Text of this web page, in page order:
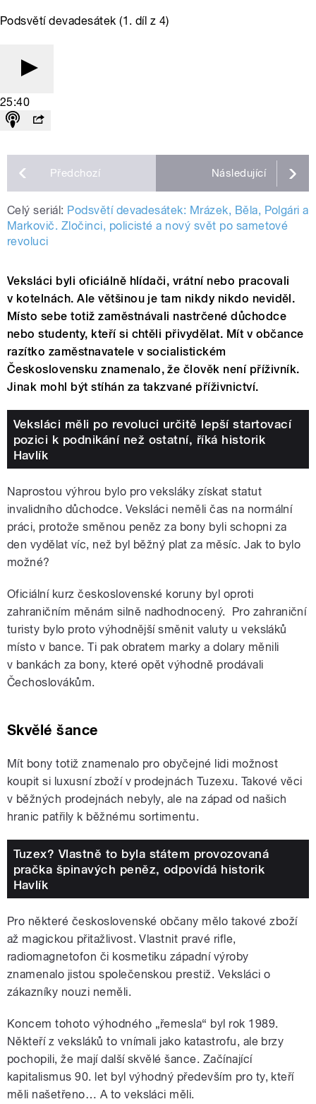
Podsvětí devadesátek (1. díl z 4)
25:40
Předchozí Následující
Celý seriál: Podsvětí devadesátek: Mrázek, Běla, Polgári a
Markovič. Zločinci, policisté a nový svět po sametové
revoluci
Veksláci byli oficiálně hlídači, vrátní nebo pracovali
v kotelnách. Ale většinou je tam nikdy nikdo neviděl.
Místo sebe totiž zaměstnávali nastrčené důchodce
nebo studenty, kteří si chtěli přivydělat. Mít v občance
razítko zaměstnavatele v socialistickém
Československu znamenalo, že člověk není příživník.
Jinak mohl být stíhán za takzvané příživnictví.
Veksláci měli po revoluci určitě lepší startovací
pozici k podnikání než ostatní, říká historik
Havlík
Naprostou výhrou bylo pro veksláky získat statut
invalidního důchodce. Veksláci neměli čas na normální
práci, protože směnou peněz za bony byli schopni za
den vydělat víc, než byl běžný plat za měsíc. Jak to bylo
možné?
Oficiální kurz československé koruny byl oproti
zahraničním měnám silně nadhodnocený. Pro zahraniční
turisty bylo proto výhodnější směnit valuty u veksláků
místo v bance. Ti pak obratem marky a dolary měnili
v bankách za bony, které opět výhodně prodávali
Čechoslovákům.
Skvělé šance
Mít bony totiž znamenalo pro obyčejné lidi možnost
koupit si luxusní zboží v prodejnách Tuzexu. Takové věci
v běžných prodejnách nebyly, ale na západ od našich
hranic patřily k běžnému sortimentu.
Tuzex? Vlastně to byla státem provozovaná
pračka špinavých peněz, odpovídá historik
Havlík
Pro některé československé občany mělo takové zboží
až magickou přitažlivost. Vlastnit pravé rifle,
radiomagnetofon či kosmetiku západní výroby
znamenalo jistou společenskou prestiž. Veksláci o
zákazníky nouzi neměli.
Koncem tohoto výhodného „řemesla“ byl rok 1989.
Někteří z veksláků to vnímali jako katastrofu, ale brzy
pochopili, že mají další skvělé šance. Začínající
kapitalismus 90. let byl výhodný především pro ty, kteří
měli našetřeno… A to veksláci měli.